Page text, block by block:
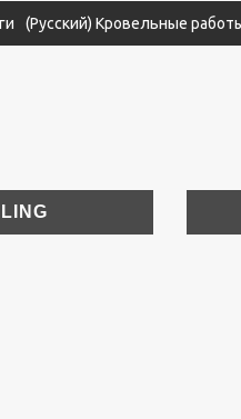
(Русский) Кровельные